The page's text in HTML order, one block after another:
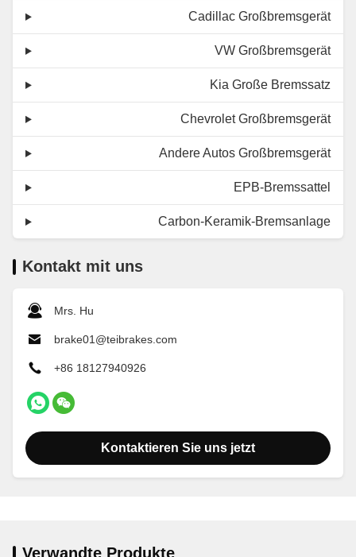
Cadillac Großbremsgerät
VW Großbremsgerät
Kia Große Bremssatz
Chevrolet Großbremsgerät
Andere Autos Großbremsgerät
EPB-Bremssattel
Carbon-Keramik-Bremsanlage
Kontakt mit uns
Mrs. Hu
brake01@teibrakes.com
+86 18127940926
Kontaktieren Sie uns jetzt
Verwandte Produkte